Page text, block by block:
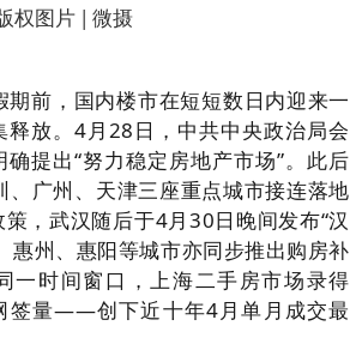
权图片 | 微摄
期前，国内楼市在短短数日内迎来一
释放。4月28日，中共中央政治局会
提出“努力稳定房地产市场”。此后
、广州、天津三座重点城市接连落地
，武汉随后于4月30日晚间发布“汉
惠州、惠阳等城市亦同步推出购房补
一时间窗口，上海二手房市场录得
签量——创下近十年4月单月成交最